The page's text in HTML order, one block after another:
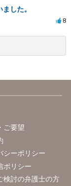
した。
8
ご要望
シーポリシー
ポリシー
検討の弁護士の方